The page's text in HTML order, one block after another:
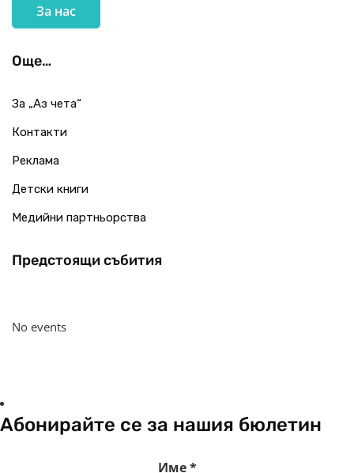
За нас
Още…
За „Аз чета“
Контакти
Реклама
Детски книги
Медийни партньорства
Предстоящи събития
No events
Абонирайте се за нашия бюлетин
Име*